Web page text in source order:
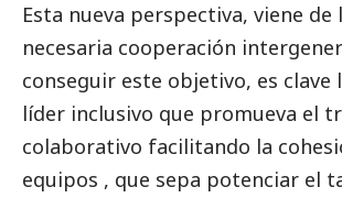
Esta nueva perspectiva, viene de
necesaria cooperación
conseguir este objetivo, es clave
líder inclusivo que promueva el
colaborativo facilitando la
equipos , que sepa potenciar el